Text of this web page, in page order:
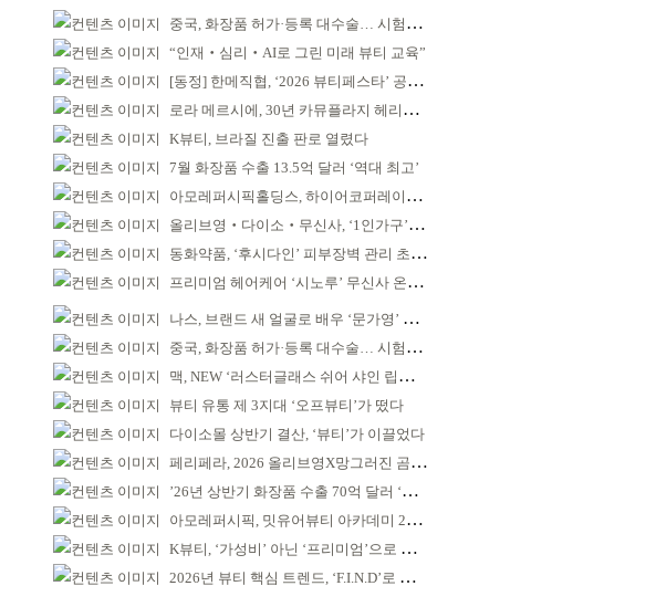
중국, 화장품 허가·등록 대수술… 시험자료 공용 허용
“인재‧심리‧AI로 그린 미래 뷰티 교육”
[동정] 한메직협, ‘2026 뷰티페스타’ 공동 주최
로라 메르시에, 30년 카뮤플라지 헤리티지 담아
K뷰티, 브라질 진출 판로 열렸다
7월 화장품 수출 13.5억 달러 ‘역대 최고’
아모레퍼시픽홀딩스, 하이어코퍼레이션과 투자계약
올리브영‧다이소‧무신사, ‘1인가구’가 이끈다
동화약품, ‘후시다인’ 피부장벽 관리 초점 ‘리브랜딩’
프리미엄 헤어케어 ‘시노루’ 무신사 온라인 입점
나스, 브랜드 새 얼굴로 배우 ‘문가영’ 발탁
중국, 화장품 허가·등록 대수술… 시험자료 공용 허용
맥, NEW ‘러스터글래스 쉬어 샤인 립스틱’ 출시
뷰티 유통 제 3지대 ‘오프뷰티’가 떴다
다이소몰 상반기 결산, ‘뷰티’가 이끌었다
페리페라, 2026 올리브영X망그러진 곰 콜라보
’26년 상반기 화장품 수출 70억 달러 ‘역대 최고’
아모레퍼시픽, 밋유어뷰티 아카데미 2기 발대식
K뷰티, ‘가성비’ 아닌 ‘프리미엄’으로 승부걸어야
2026년 뷰티 핵심 트렌드, ‘F.I.N.D’로 읽는다